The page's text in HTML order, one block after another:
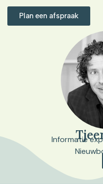
Plan een afspraak
Informatie